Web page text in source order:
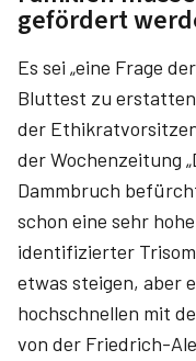
gefördert
Es sei „eine Frage
Bluttest zu
der
der Wochenzeitung
Dammbruch
schon eine sehr
identifizierter
etwas steigen, aber
hochschnellen mit
von der Friedrich-